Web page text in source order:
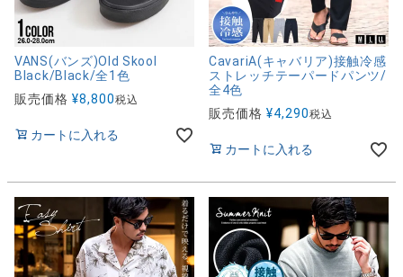
VANS(バンズ)Old Skool
Black/Black/全1色
販売価格 ¥8,800税込
カートに入れる
CavariA(キャバリア)接触冷感
ストレッチテーパードパンツ/
全4色
販売価格 ¥4,290税込
カートに入れる